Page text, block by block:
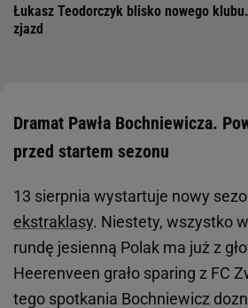
Łukasz Teodorczyk blisko nowego
zjazd
Dramat Pawła Bochniewicza.
przed startem sezonu
13 sierpnia wystartuje nowy
ekstraklasy. Niestety, wszystko
rundę jesienną Polak ma już z
Heerenveen grało sparing z FC
tego spotkania Bochniewicz